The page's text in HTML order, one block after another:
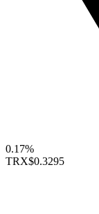
0.17%
TRX$0.3295